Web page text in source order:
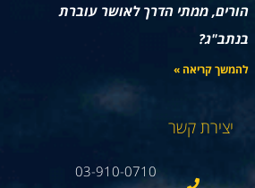
הורים, ממתי הדרך לאושר עוברת
בנתב"ג?
להמשך קריאה »
יצירת קשר
03-910-0710